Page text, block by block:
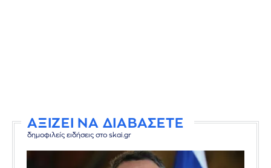
ΑΞΙΖΕΙ ΝΑ ΔΙΑΒΑΣΕΤΕ
δημοφιλείς ειδήσεις στο skai.gr